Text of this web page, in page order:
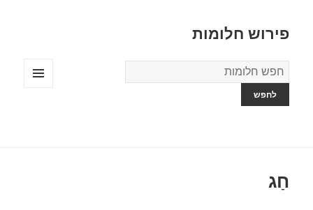
פירוש חלומות
מילון
החלומות
חַג